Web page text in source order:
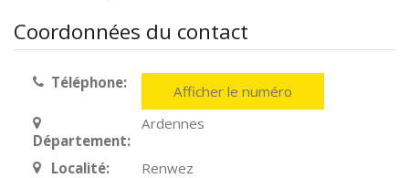
Coordonnées du contact
Téléphone: Afficher le numéro
Département:
Ardennes
Localité:
Renwez